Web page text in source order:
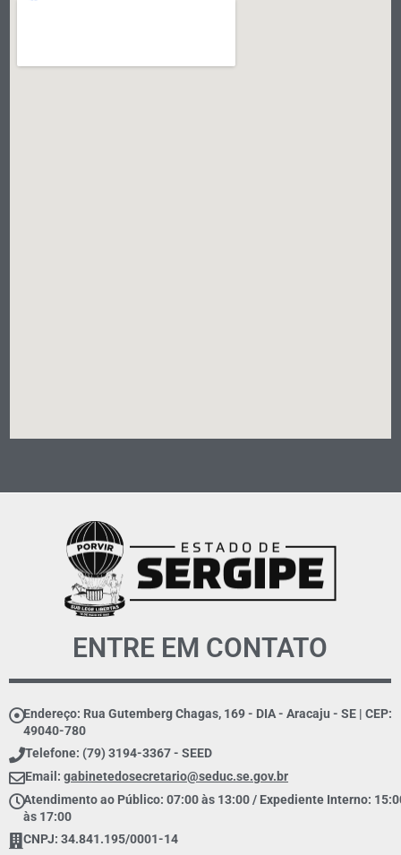
ENTRE EM CONTATO
Endereço: Rua Gutemberg Chagas, 169 - DIA - Aracaju - SE | CEP:
49040-780
Telefone: (79) 3194-3367 - SEED
Email: gabinetedosecretario@seduc.se.gov.br
Atendimento ao Público: 07:00 às 13:00 / Expediente Interno:
às 17:00
CNPJ: 34.841.195/0001-14